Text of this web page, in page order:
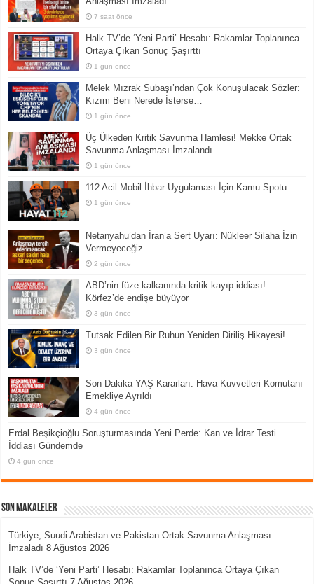
7 saat önce
Halk TV’de ‘Yeni Parti’ Hesabı: Rakamlar Toplanınca
Ortaya Çıkan Sonuç Şaşırttı
1 gün önce
Melek Mızrak Subaşı’ndan Çok Konuşulacak Sözler:
Kızım Beni Nerede İsterse…
1 gün önce
Üç Ülkeden Kritik Savunma Hamlesi! Mekke Ortak
Savunma Anlaşması İmzalandı
1 gün önce
112 Acil Mobil İhbar Uygulaması İçin Kamu Spotu
1 gün önce
Netanyahu’dan İran’a Sert Uyarı: Nükleer Silaha İzin
Vermeyeceğiz
2 gün önce
ABD’nin füze kalkanında kritik kayıp iddiası!
Körfez’de endişe büyüyor
3 gün önce
Tutsak Edilen Bir Ruhun Yeniden Diriliş Hikayesi!
3 gün önce
Son Dakika YAŞ Kararları: Hava Kuvvetleri Komutanı
Emekliye Ayrıldı
4 gün önce
Erdal Beşikçioğlu Soruşturmasında Yeni Perde: Kan ve İdrar Testi
İddiası Gündemde
4 gün önce
Son Makaleler
Türkiye, Suudi Arabistan ve Pakistan Ortak Savunma Anlaşması
İmzaladı 8 Ağustos 2026
Halk TV’de ‘Yeni Parti’ Hesabı: Rakamlar Toplanınca Ortaya Çıkan